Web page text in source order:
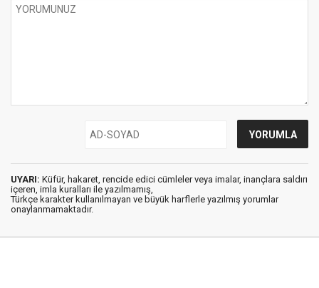
UYARI: Küfür, hakaret, rencide edici cümleler veya imalar, inançlara saldırı
içeren, imla kuralları ile yazılmamış,
Türkçe karakter kullanılmayan ve büyük harflerle yazılmış yorumlar
onaylanmamaktadır.